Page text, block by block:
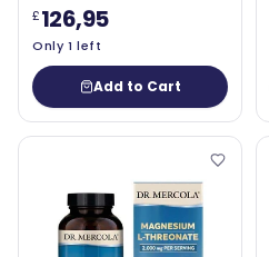
£126,95
Only 1 left
Add to Cart